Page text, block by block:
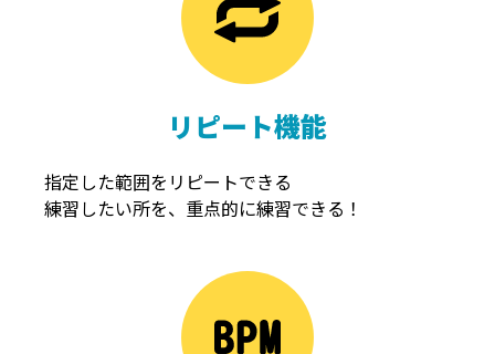
リピート機能
指定した範囲をリピートできる
練習したい所を、重点的に練習できる！